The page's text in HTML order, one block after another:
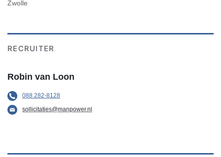
Zwolle
RECRUITER
Robin van Loon
088 282-8128
sollicitaties@manpower.nl